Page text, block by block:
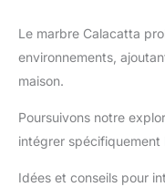
Le marbre Calacatta
environnements,
maison.
Poursuivons notre
intégrer spécifiquement
Idées et conseils pour